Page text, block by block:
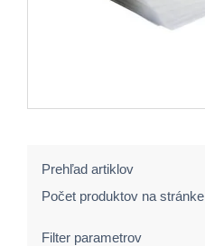
Prehľad artiklov
Počet produktov na stránke
Filter parametrov